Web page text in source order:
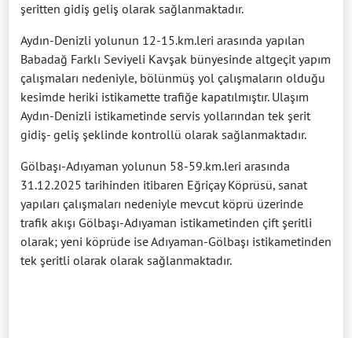
şeritten gidiş geliş olarak sağlanmaktadır.
Aydın-Denizli yolunun 12-15.km.leri arasında yapılan
Babadağ Farklı Seviyeli Kavşak bünyesinde altgeçit yapım
çalışmaları nedeniyle, bölünmüş yol çalışmaların olduğu
kesimde heriki istikamette trafiğe kapatılmıştır. Ulaşım
Aydın-Denizli istikametinde servis yollarından tek şerit
gidiş- geliş şeklinde kontrollü olarak sağlanmaktadır.
Gölbaşı-Adıyaman yolunun 58-59.km.leri arasında
31.12.2025 tarihinden itibaren Eğriçay Köprüsü, sanat
yapıları çalışmaları nedeniyle mevcut köprü üzerinde
trafik akışı Gölbaşı-Adıyaman istikametinden çift şeritli
olarak; yeni köprüde ise Adıyaman-Gölbaşı istikametinden
tek şeritli olarak olarak sağlanmaktadır.